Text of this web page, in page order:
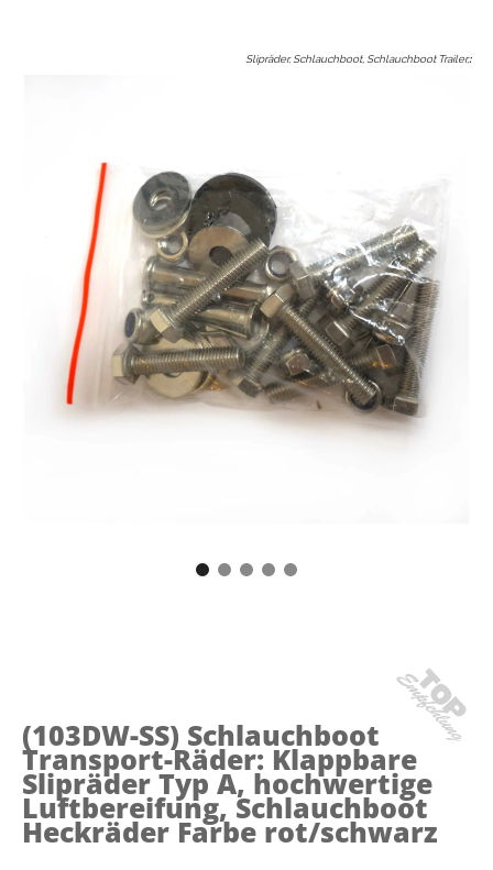
Slipräder, Schlauchboot, Schlauchboot Trailer,:
(103DW-SS) Schlauchboot
Transport-Räder: Klappbare
Slipräder Typ A, hochwertige
Luftbereifung, Schlauchboot
Heckräder Farbe rot/schwarz